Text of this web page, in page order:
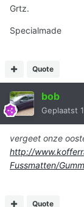
Grtz.
Specialmade
Quote
bob
Geplaatst
vergeet onze
http://
Fussmatten/
Quote